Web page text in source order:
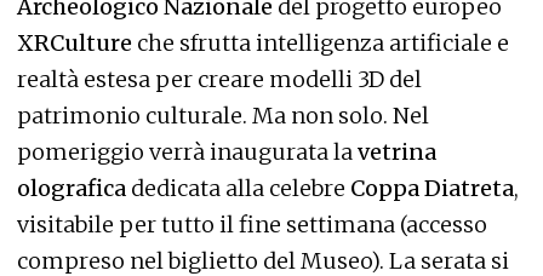
Archeologico Nazionale del progetto europeo
XRCulture che sfrutta intelligenza artificiale e
realtà estesa per creare modelli 3D del
patrimonio culturale. Ma non solo. Nel
pomeriggio verrà inaugurata lavetrina
olografica dedicata alla celebre Coppa Diatreta,
visitabile per tutto il fine settimana (accesso
compreso nel biglietto del Museo). La serata si